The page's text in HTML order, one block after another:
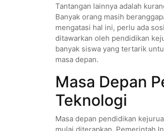
Tantangan lainnya adalah
Banyak orang masih
mengatasi hal ini, perlu ada
ditawarkan oleh pendidikan
banyak siswa yang tertarik
masa depan.
Masa Depan
Teknologi
Masa depan pendidikan